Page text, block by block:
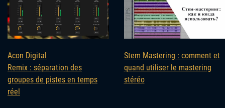
Acon Digital
Remix : séparation des
groupes de pistes en temps
réel
Stem Mastering : comment et
quand utiliser le mastering
stéréo